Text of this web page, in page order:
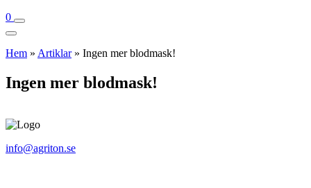
0
Hem » Artiklar» Ingen mer blodmask!
Ingen mer blodmask!
info@agriton.se